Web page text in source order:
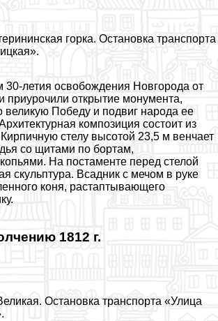
горка. Остановка трaнcпорта
30-летия освобождения Новгорода от
приурочили открытие монумента,
Победу и подвиг народа ее
композиция состоит из
стелу высотой 23,5 м венчает
со щитами по бортам,
На постаменте перед стелой
скульптура. Всадник с мечом в руке
коня, растаптывающего
1812 г.
Остановка трaнcпорта «Улица